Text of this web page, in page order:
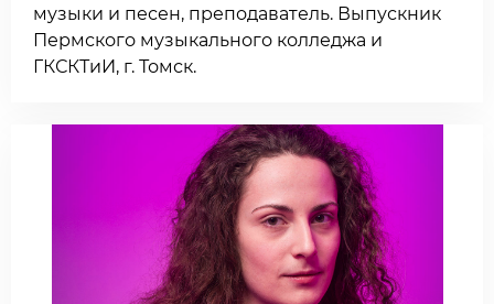
музыки и песен, преподаватель. Выпускник
Пермского музыкального колледжа и
ГКСКТиИ, г. Томск.